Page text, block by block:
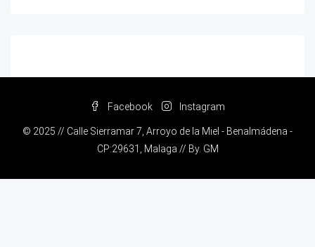
Facebook Instagram
© 2025 // Calle Sierramar 7, Arroyo de la Miel - Benalmádena -
CP:29631, Malaga // By. GM